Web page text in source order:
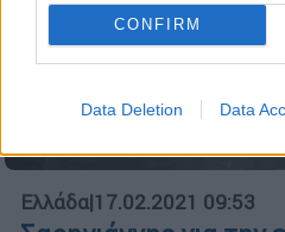
CONFIRM
Data Deletion Data
Ελλάδα|17.02.2021 09:53